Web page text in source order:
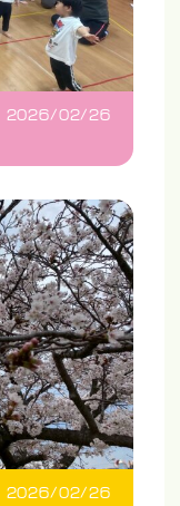
2026/02/26
2026/02/26